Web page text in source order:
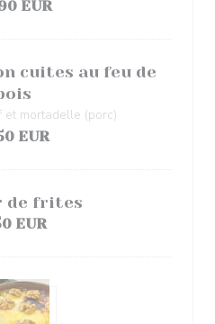
EUR
cuites au feu de
mortadelle (porc)
EUR
de frites
EUR